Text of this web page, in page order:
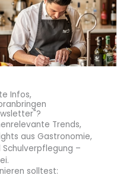
zeigen die
der Länder. Mit
Infografiken
integraler
Infos,
Trends,
aus Gastronomie,
–
solltest: